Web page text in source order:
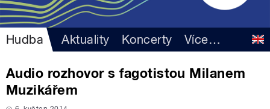
Hudba Aktuality Koncerty Více…
Audio rozhovor s fagotistou Milanem
Muzikářem